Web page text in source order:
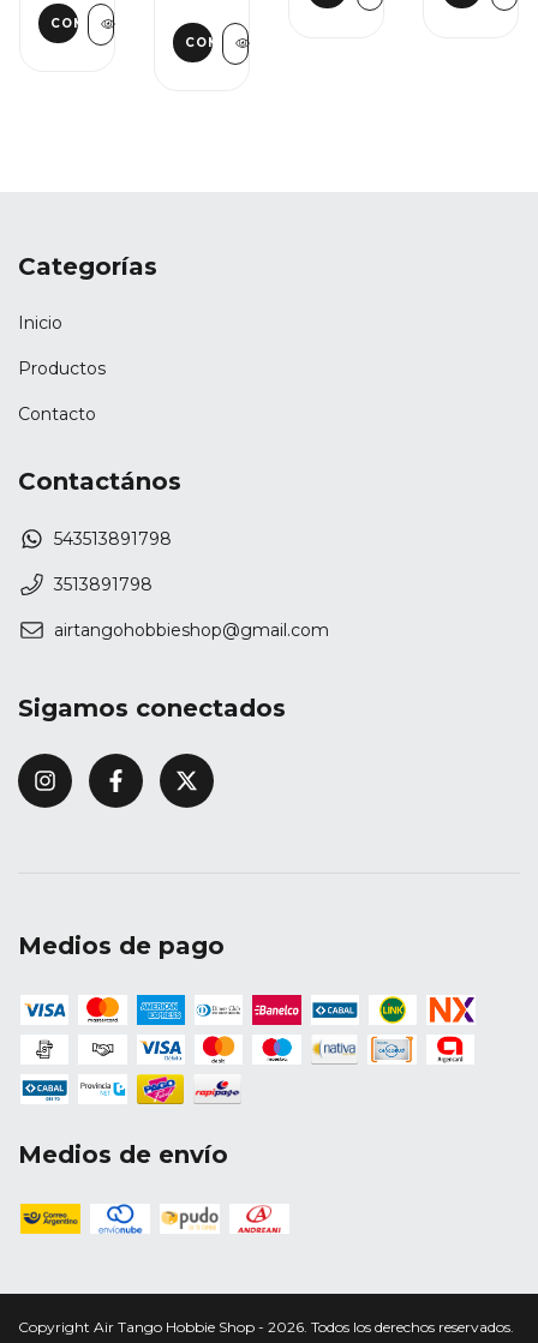
Categorías
Inicio
Productos
Contacto
Contactános
543513891798
3513891798
airtangohobbieshop@gmail.com
Sigamos conectados
Medios de pago
Medios de envío
Copyright Air Tango Hobbie Shop - 2026. Todos los derechos reservados.